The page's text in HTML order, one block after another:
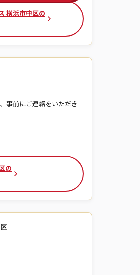
横浜市中区の
事前にご連絡をいただき
の